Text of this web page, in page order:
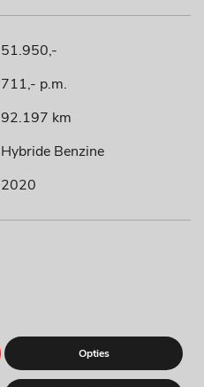
51.950,-
711,- p.m.
92.197 km
Hybride Benzine
2020
Opties